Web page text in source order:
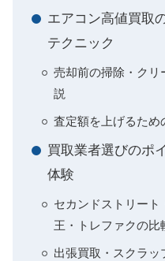
エアコン高値買取
テクニック
売却前の掃除・クリ
説
査定額を上げるため
買取業者選びのポ
体験
セカンドストリート
王・トレファクの比
出張買取・スクラッ